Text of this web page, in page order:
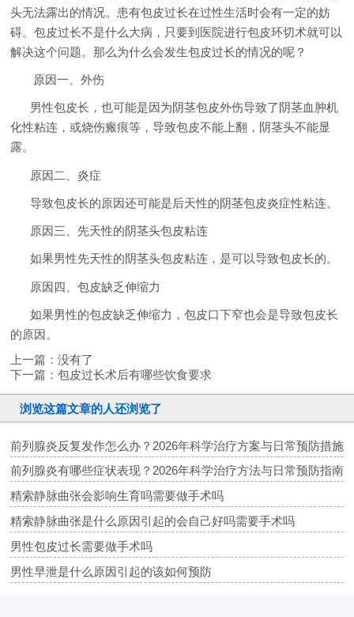
头无法露出的情况。患有包皮过长在过性生活时会有一定的妨
碍。包皮过长不是什么大病，只要到医院进行包皮环切术就可以
解决这个问题。那么为什么会发生包皮过长的情况的呢？
原因一、外伤
男性包皮长，也可能是因为阴茎包皮外伤导致了阴茎血肿机
化性粘连，或烧伤瘢痕等，导致包皮不能上翻，阴茎头不能显
露。
原因二、炎症
导致包皮长的原因还可能是后天性的阴茎包皮炎症性粘连。
原因三、先天性的阴茎头包皮粘连
如果男性先天性的阴茎头包皮粘连，是可以导致包皮长的。
原因四、包皮缺乏伸缩力
如果男性的包皮缺乏伸缩力，包皮口下窄也会是导致包皮长
的原因。
上一篇：没有了
下一篇： 包皮过长术后有哪些饮食要求
浏览这篇文章的人还浏览了
前列腺炎反复发作怎么办？2026年科学治疗方案与日常预防措施
前列腺炎有哪些症状表现？2026年科学治疗方法与日常预防指南
精索静脉曲张会影响生育吗需要做手术吗
精索静脉曲张是什么原因引起的会自己好吗需要手术吗
男性包皮过长需要做手术吗
男性早泄是什么原因引起的该如何预防